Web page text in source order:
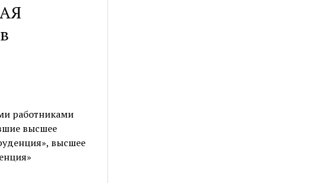
работниками
высшее
высшее